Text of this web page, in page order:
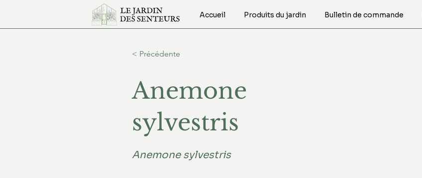
Accueil Produits du jardin Bulletin de commande
< Précédente
Anemone
sylvestris
Anemone sylvestris